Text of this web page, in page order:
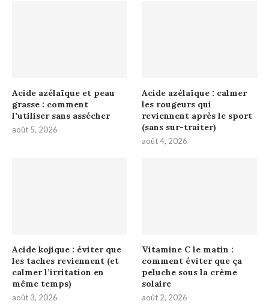
Acide azélaïque et peau
grasse : comment
l’utiliser sans assécher
août 5, 2026
Acide azélaïque : calmer
les rougeurs qui
reviennent après le sport
(sans sur-traiter)
août 4, 2026
Acide kojique : éviter que
les taches reviennent (et
calmer l’irritation en
même temps)
août 3, 2026
Vitamine C le matin :
comment éviter que ça
peluche sous la crème
solaire
août 2, 2026